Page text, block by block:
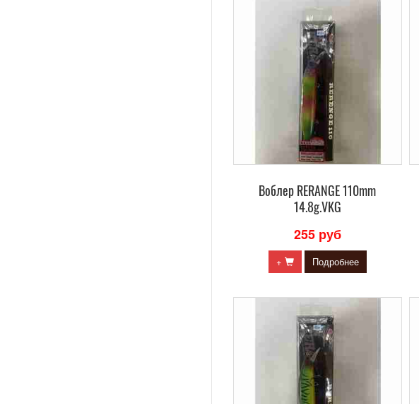
Воблер RERANGE 110mm
14.8g.VKG
255 руб
+ Подробнее